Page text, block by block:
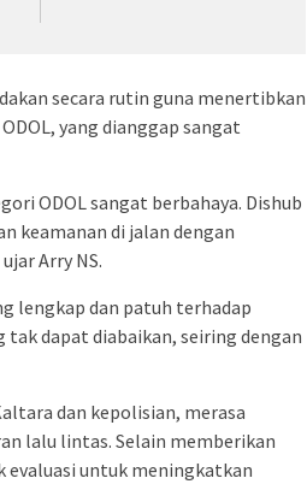
secara rutin guna menertibkan
yang dianggap sangat
ODOL sangat berbahaya. Dishub
keamanan di jalan dengan
Arry NS.
lengkap dan patuh terhadap
dapat diabaikan, seiring dengan
dan kepolisian, merasa
lalu lintas. Selain memberikan
evaluasi untuk meningkatkan